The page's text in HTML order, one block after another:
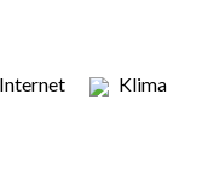
Klima